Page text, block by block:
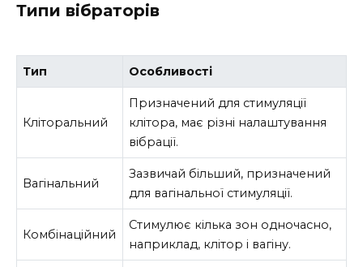
Типи вібраторів
Тип Особливості
Кліторальний
Призначений для стимуляції
клітора, має різні налаштування
вібрації.
Вагінальний
Зазвичай більший, призначений
для вагінальної стимуляції.
Комбінаційний
Стимулює кілька зон одночасно,
наприклад, клітор і вагіну.